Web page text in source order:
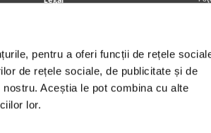
pentru a oferi funcții de rețele
de rețele sociale, de publicitate și de
Aceștia le pot combina cu alte
lor.
Termeni si conditii
Utilizare cookie-uri